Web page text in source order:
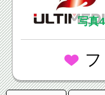
写真